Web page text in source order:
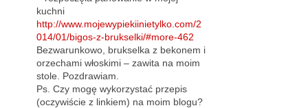
kuchni
http://www.mojewypiekiinietylko.com/2
014/01/bigos-z-brukselki/#more-462
Bezwarunkowo, brukselka z bekonem i
orzechami włoskimi – zawita na moim
stole. Pozdrawiam.
Ps. Czy mogę wykorzystać przepis
(oczywiście z linkiem) na moim blogu?